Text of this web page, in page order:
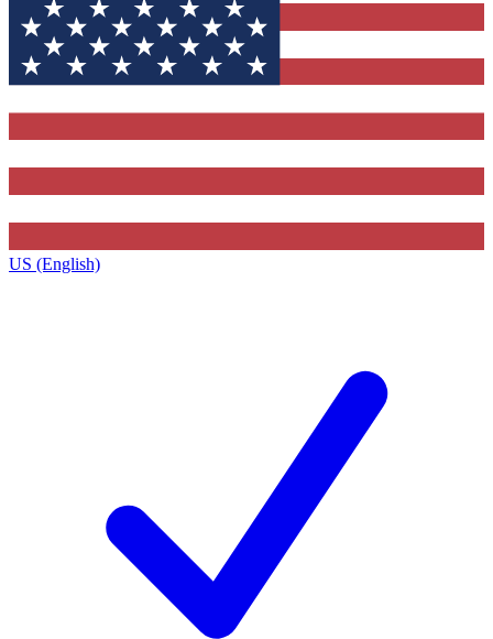
US (English)